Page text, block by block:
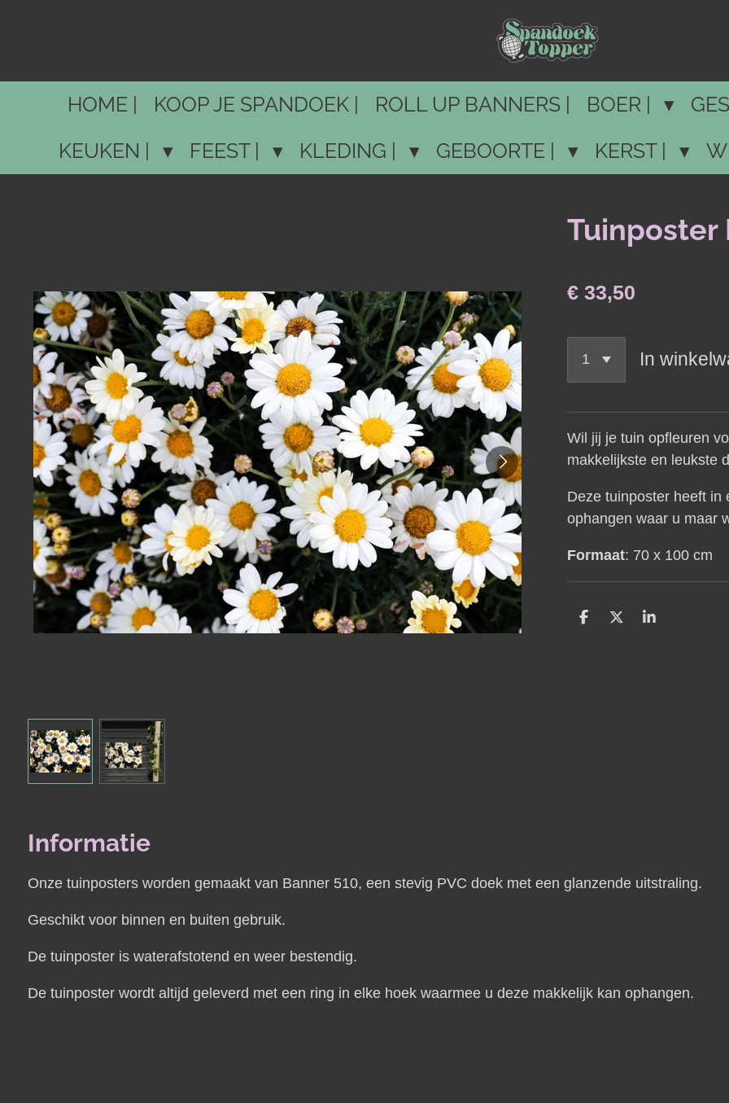
de
hoofdinhoudHOME | KOOP JE SPANDOEK | ROLL UP BANNERS | BOER |
KEUKEN |
FEEST | KLEDING | GEBOORTE | KERST |
Tuinposter
€ 33,50
In
Wil jij je tuin opfleuren
makkelijkste en leukste
Deze tuinposter heeft in
ophangen waar u maar
Formaat: 70 x 100 cm
D
D
S
Informatie
Onze tuinposters worden gemaakt van Banner 510, een stevig PVC doek met een glanzende uitstraling.
Geschikt voor binnen en buiten gebruik.
De tuinposter is waterafstotend en weer bestendig.
De tuinposter wordt altijd geleverd met een ring in elke hoek waarmee u deze makkelijk kan ophangen.